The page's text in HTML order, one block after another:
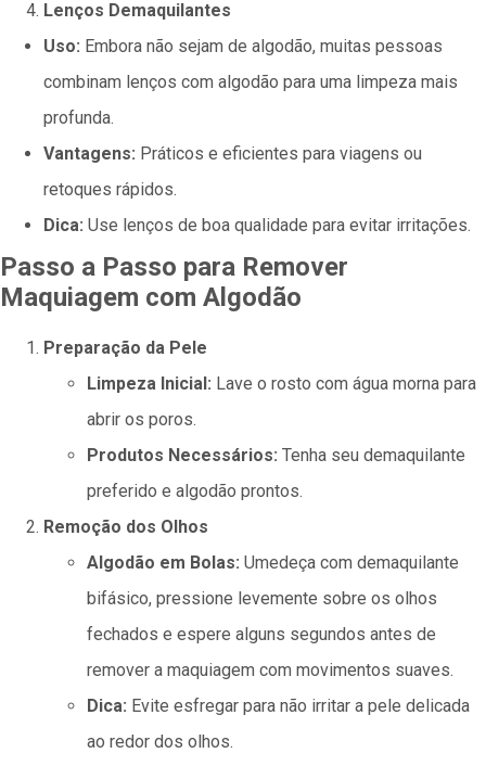
Lenços Demaquilantes
Uso: Embora não sejam de algodão, muitas pessoas
combinam lenços com algodão para uma limpeza mais
profunda.
Vantagens: Práticos e eficientes para viagens ou
retoques rápidos.
Dica: Use lenços de boa qualidade para evitar irritações.
Passo a Passo para Remover
Maquiagem com Algodão
Preparação da Pele
Limpeza Inicial: Lave o rosto com água morna para
abrir os poros.
Produtos Necessários: Tenha seu demaquilante
preferido e algodão prontos.
Remoção dos Olhos
Algodão em Bolas: Umedeça com demaquilante
bifásico, pressione levemente sobre os olhos
fechados e espere alguns segundos antes de
remover a maquiagem com movimentos suaves.
Dica: Evite esfregar para não irritar a pele delicada
ao redor dos olhos.